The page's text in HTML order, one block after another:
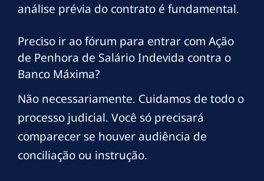
análise prévia do contrato é fundamental.
Preciso ir ao fórum para entrar com Ação
de Penhora de Salário Indevida contra o
Banco Máxima?
Não necessariamente. Cuidamos de todo o
processo judicial. Você só precisará
comparecer se houver audiência de
conciliação ou instrução.